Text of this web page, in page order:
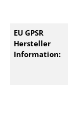
EU GPSR
Hersteller
Information: